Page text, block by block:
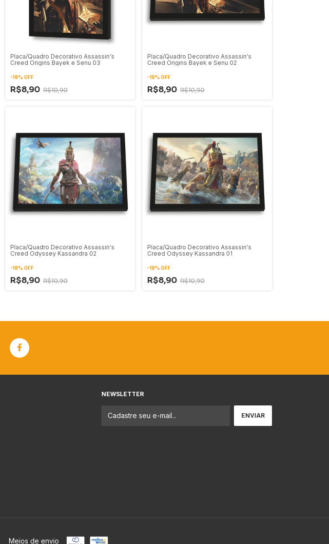
Placa/Quadro Decorativo Assassin's
Creed Origins Bayek e Senu 03
-18% OFF
R$8,90 R$10,90
Placa/Quadro Decorativo Assassin's
Creed Origins Bayek e Senu 02
-18% OFF
R$8,90 R$10,90
Placa/Quadro Decorativo Assassin's
Creed Odyssey Kassandra 02
-18% OFF
R$8,90 R$10,90
Placa/Quadro Decorativo Assassin's
Creed Odyssey Kassandra 01
-18% OFF
R$8,90 R$10,90
NEWSLETTER
Meios de envio